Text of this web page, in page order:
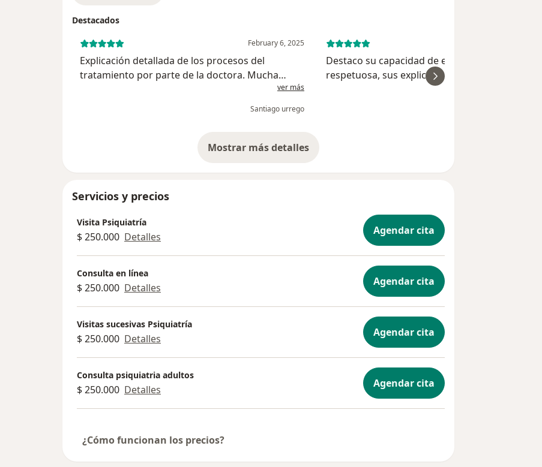
Destacados
February 6, 2025
Explicación detallada de los procesos del
tratamiento por parte de la doctora. Mucha
ver más
Santiago urrego
Destaco su capacidad de escucha interesada y
respetuosa, sus explicaciones detalladas en
lenguaje sencilllo que permite una comunicacion
Mostrar más detalles
sobre la experiencia
Servicios y precios
Visita Psiquiatría
$ 250.000 Detalles Agendar cita
Consulta en línea
$ 250.000 Detalles Agendar cita
Visitas sucesivas Psiquiatría
$ 250.000 Detalles Agendar cita
Consulta psiquiatria adultos
$ 250.000 Detalles Agendar cita
¿Cómo funcionan los precios?